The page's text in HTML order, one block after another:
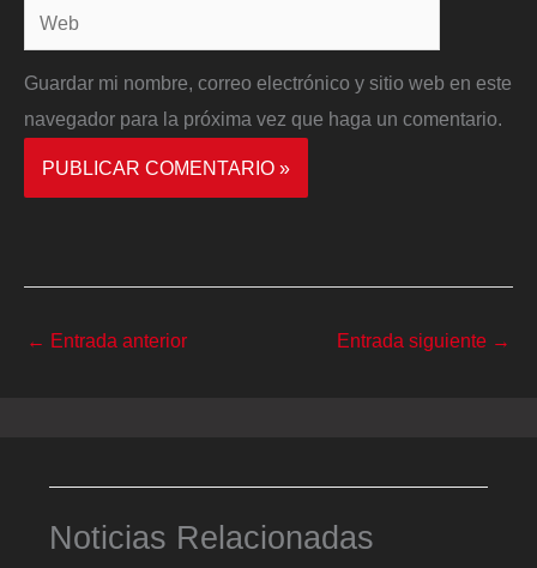
Web
Guardar mi nombre, correo electrónico y sitio web en este
navegador para la próxima vez que haga un comentario.
← Entrada anterior Entrada siguiente →
Noticias Relacionadas